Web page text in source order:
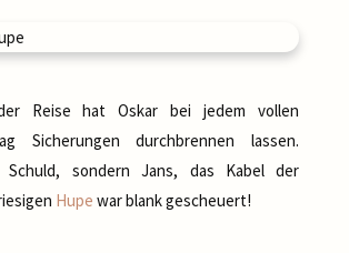
Reise hat Oskar bei jedem vollen
Sicherungen durchbrennen lassen.
Schuld, sondern Jans, das Kabel der
Hupe war blank gescheuert!